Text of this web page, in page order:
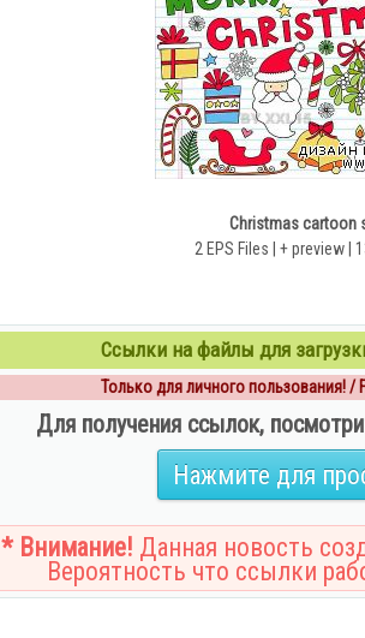
Christmas cartoon
2 EPS Files | + preview |
Ссылки на файлы для
Только для личного пользования! /
Для получения ссылок,
Нажмите для
* Внимание! Данная новость
Вероятность что ссылки